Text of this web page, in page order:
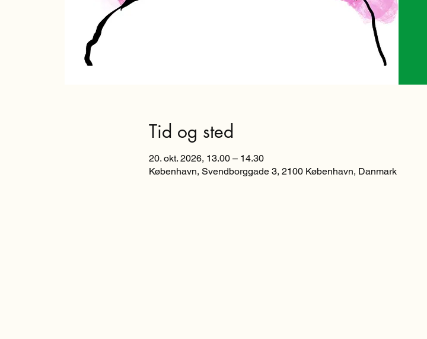
Tid og sted
20. okt. 2026, 13.00 – 14.30
København, Svendborggade 3, 2100 København, Danmark